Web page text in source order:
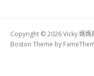
Copyright © 2026 Vicky 媽媽
Boston Theme by